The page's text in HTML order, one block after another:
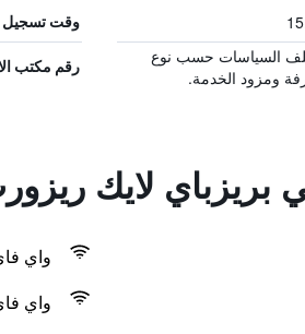
وقت تسجيل
السياسات حسب نوع
ومزود الخدمة.
رقم مكتب
بريزباي لايك
واي
واي